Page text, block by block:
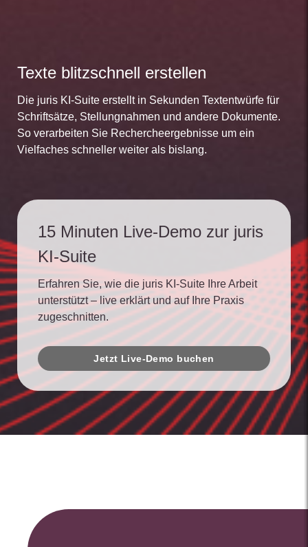
Texte blitzschnell erstellen
Die juris KI-Suite erstellt in Sekunden Textentwürfe für
Schriftsätze, Stellungnahmen und andere Dokumente.
So verarbeiten Sie Rechercheergebnisse um ein
Vielfaches schneller weiter als bislang.
15 Minuten Live-Demo zur juris
KI-Suite
Erfahren Sie, wie die juris KI-Suite Ihre Arbeit
unterstützt – live erklärt und auf Ihre Praxis
zugeschnitten.
Jetzt Live-Demo buchen